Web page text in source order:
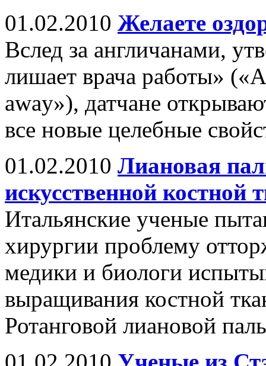
01.02.2010 Желаете
Вслед за англичанами,
лишает врача работы»
away»), датчане
все новые целебные
01.02.2010 Лиановая
искусственной костной
Итальянские ученые
хирургии проблему
медики и биологи
выращивания костной
Ротанговой лиановой